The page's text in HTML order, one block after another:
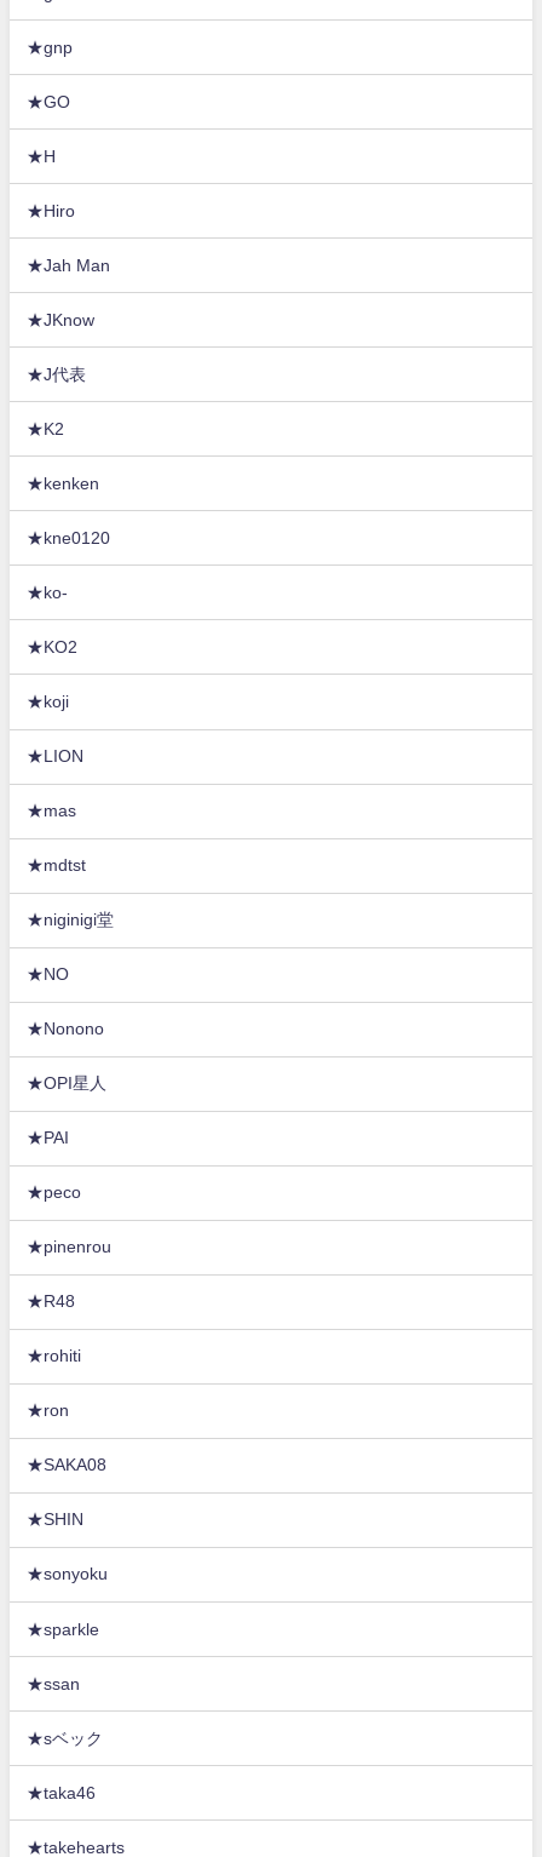
★gnp
★GO
★H
★Hiro
★Jah Man
★JKnow
★J代表
★K2
★kenken
★kne0120
★ko-
★KO2
★koji
★LION
★mas
★mdtst
★niginigi堂
★NO
★Nonono
★OPI星人
★PAI
★peco
★pinenrou
★R48
★rohiti
★ron
★SAKA08
★SHIN
★sonyoku
★sparkle
★ssan
★sベック
★taka46
★takehearts